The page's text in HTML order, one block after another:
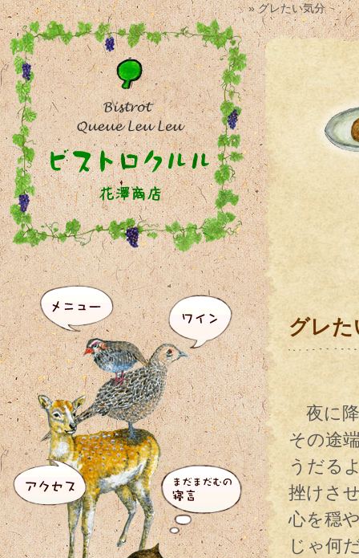
» グレたい気分
グレた
夜に降
その途
うだる
挫けさ
心を穏
じゃ何